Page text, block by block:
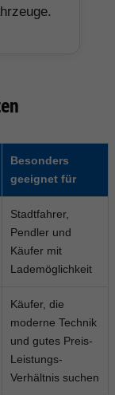
Besonders
geeignet für
Stadtfahrer,
Pendler und
Käufer mit
Lademöglichkeit
Käufer, die
moderne Technik
und gutes Preis-
Leistungs-
Verhältnis suchen